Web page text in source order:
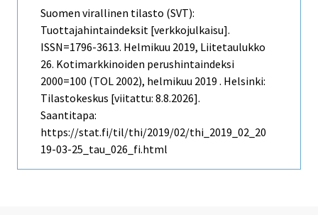
Suomen virallinen tilasto (SVT):
Tuottajahintaindeksit [verkkojulkaisu].
ISSN=1796-3613. Helmikuu 2019, Liitetaulukko
26. Kotimarkkinoiden perushintaindeksi
2000=100 (TOL 2002), helmikuu 2019 . Helsinki:
Tilastokeskus [viitattu: 8.8.2026].
Saantitapa:
https://stat.fi/til/thi/2019/02/thi_2019_02_20
19-03-25_tau_026_fi.html